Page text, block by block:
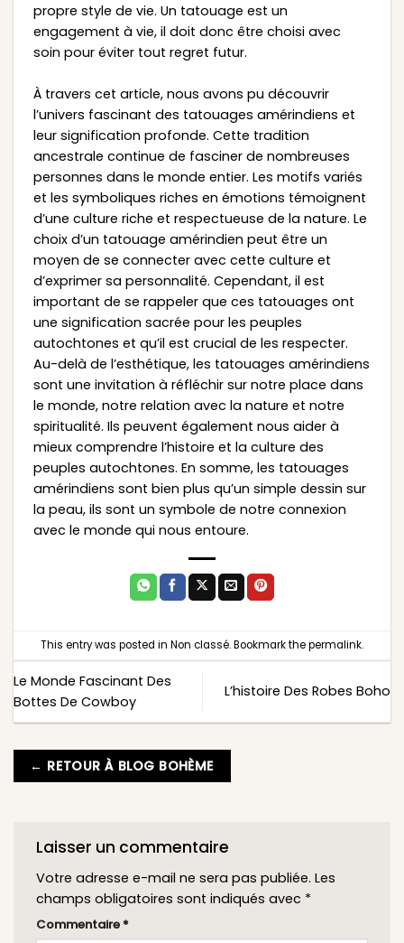
propre style de vie. Un tatouage est un
engagement à vie, il doit donc être choisi avec
soin pour éviter tout regret futur.
À travers cet article, nous avons pu découvrir
l’univers fascinant des tatouages amérindiens et
leur signification profonde. Cette tradition
ancestrale continue de fasciner de nombreuses
personnes dans le monde entier. Les motifs variés
et les symboliques riches en émotions témoignent
d’une culture riche et respectueuse de la nature. Le
choix d’un tatouage amérindien peut être un
moyen de se connecter avec cette culture et
d’exprimer sa personnalité. Cependant, il est
important de se rappeler que ces tatouages ont
une signification sacrée pour les peuples
autochtones et qu’il est crucial de les respecter.
Au-delà de l’esthétique, les tatouages amérindiens
sont une invitation à réfléchir sur notre place dans
le monde, notre relation avec la nature et notre
spiritualité. Ils peuvent également nous aider à
mieux comprendre l’histoire et la culture des
peuples autochtones. En somme, les tatouages
amérindiens sont bien plus qu’un simple dessin sur
la peau, ils sont un symbole de notre connexion
avec le monde qui nous entoure.
This entry was posted in Non classé. Bookmark thepermalink.
Le Monde Fascinant Des
Bottes De Cowboy
L’histoire Des Robes Boho
← RETOUR À BLOG BOHÈME
Laisser un commentaire
Votre adresse e-mail ne sera pas publiée. Les
champs obligatoires sont indiqués avec *
Commentaire *